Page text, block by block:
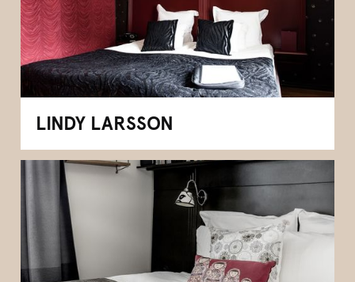
LINDY LARSSON